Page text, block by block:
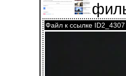
Файл к ссылке ID2_4307